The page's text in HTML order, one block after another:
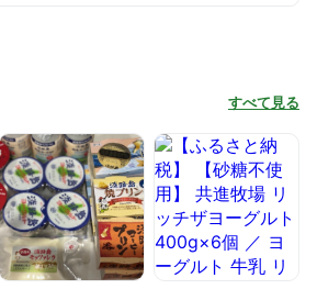
すべて見る